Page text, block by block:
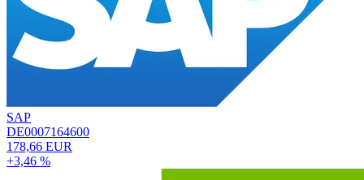
SAP
DE0007164600
178,66 EUR
+3,46 %